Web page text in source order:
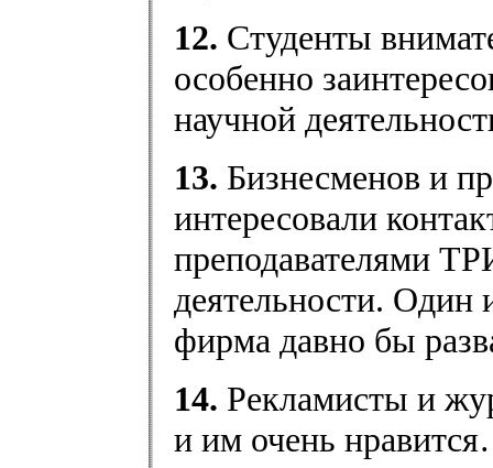
12. Студенты
особенно
научной
13. Бизнесменов и
интересовали
преподавателями
деятельности. Один
фирма давно бы
14. Рекламисты и
и им очень